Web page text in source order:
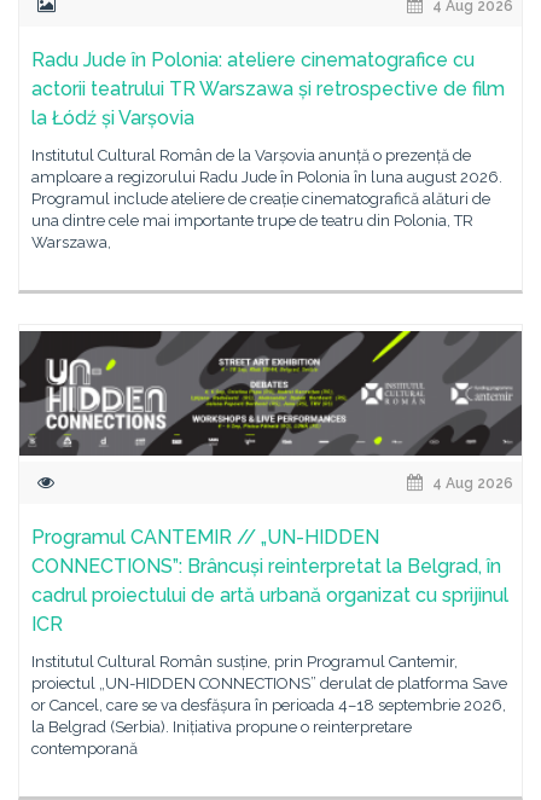
4 Aug 2026
Radu Jude în Polonia: ateliere cinematografice cu
actorii teatrului TR Warszawa și retrospective de film
la Łódź și Varșovia
Institutul Cultural Român de la Varșovia anunță o prezență de
amploare a regizorului Radu Jude în Polonia în luna august 2026.
Programul include ateliere de creație cinematografică alături de
una dintre cele mai importante trupe de teatru din Polonia, TR
Warszawa,
4 Aug 2026
Programul CANTEMIR // „UN-HIDDEN
CONNECTIONS”: Brâncuși reinterpretat la Belgrad, în
cadrul proiectului de artă urbană organizat cu sprijinul
ICR
Institutul Cultural Român susține, prin Programul Cantemir,
proiectul „UN-HIDDEN CONNECTIONS” derulat de platforma Save
or Cancel, care se va desfășura în perioada 4–18 septembrie 2026,
la Belgrad (Serbia). Inițiativa propune o reinterpretare
contemporană